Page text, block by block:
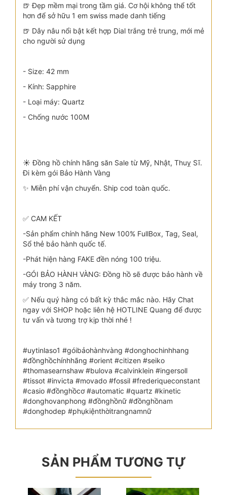
🍺 Đẹp mềm mại trong tầm giá. Cơ hội không thể tốt
hơn để sở hữu 1 em swiss made danh tiếng
🍺 Dây nâu nổi bật kết hợp Dial trắng trẻ trung, mới mẻ
cho người sử dụng
- Size: 42 mm
- Kính: Sapphire
- Loại máy: Quartz
- Chống nước 100M
☀️ Đồng hồ chính hãng săn Sale từ Mỹ, Nhật, Thuỵ Sĩ.
Đi kèm gói Bảo Hành Vàng
✨ Miễn phí vận chuyển. Ship cod toàn quốc.
✅ CAM KẾT
-Sản phẩm chính hãng New 100% FullBox, Tag, Seal,
Sổ thẻ bảo hành quốc tế.
-Phát hiện hàng FAKE đền nóng 100 triệu.
-GÓI BẢO HÀNH VÀNG: Đồng hồ sẽ được bảo hành về
máy trong 3 năm.
✅ Nếu quý hàng có bất kỳ thắc mắc nào. Hãy Chat
ngay với SHOP hoặc liên hệ HOTLINE Quang để được
tư vấn và tương trợ kịp thời nhé !
#uytinlaso1 #góibảohànhvàng #donghochinhhang
#đồnghồchínhhãng #orient #citizen #seiko
#thomasearnshaw #bulova #calvinklein #ingersoll
#tissot #invicta #movado #fossil #frederiqueconstant
#casio #đồnghồcơ #automatic #quartz #kinetic
#donghovanphong #đồnghồnữ #đồnghồnam
#donghodep #phụkiệnthờitrangnamnữ
SẢN PHẨM TƯƠNG TỰ